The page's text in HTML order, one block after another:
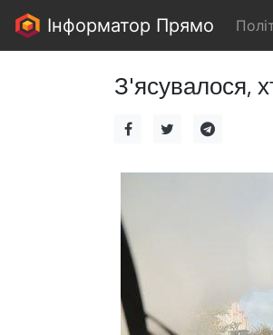
Інформатор Прямо
З'ясувалося,